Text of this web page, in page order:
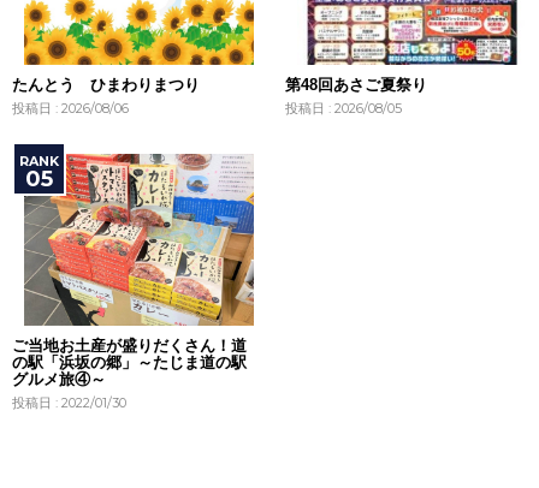
たんとう ひまわりまつり
投稿日 : 2026/08/06
第48回あさご夏祭り
投稿日 : 2026/08/05
ご当地お土産が盛りだくさん！道
の駅「浜坂の郷」～たじま道の駅
グルメ旅④～
投稿日 : 2022/01/30